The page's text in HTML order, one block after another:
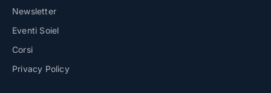
Newsletter
Eventi Soiel
Corsi
Privacy Policy